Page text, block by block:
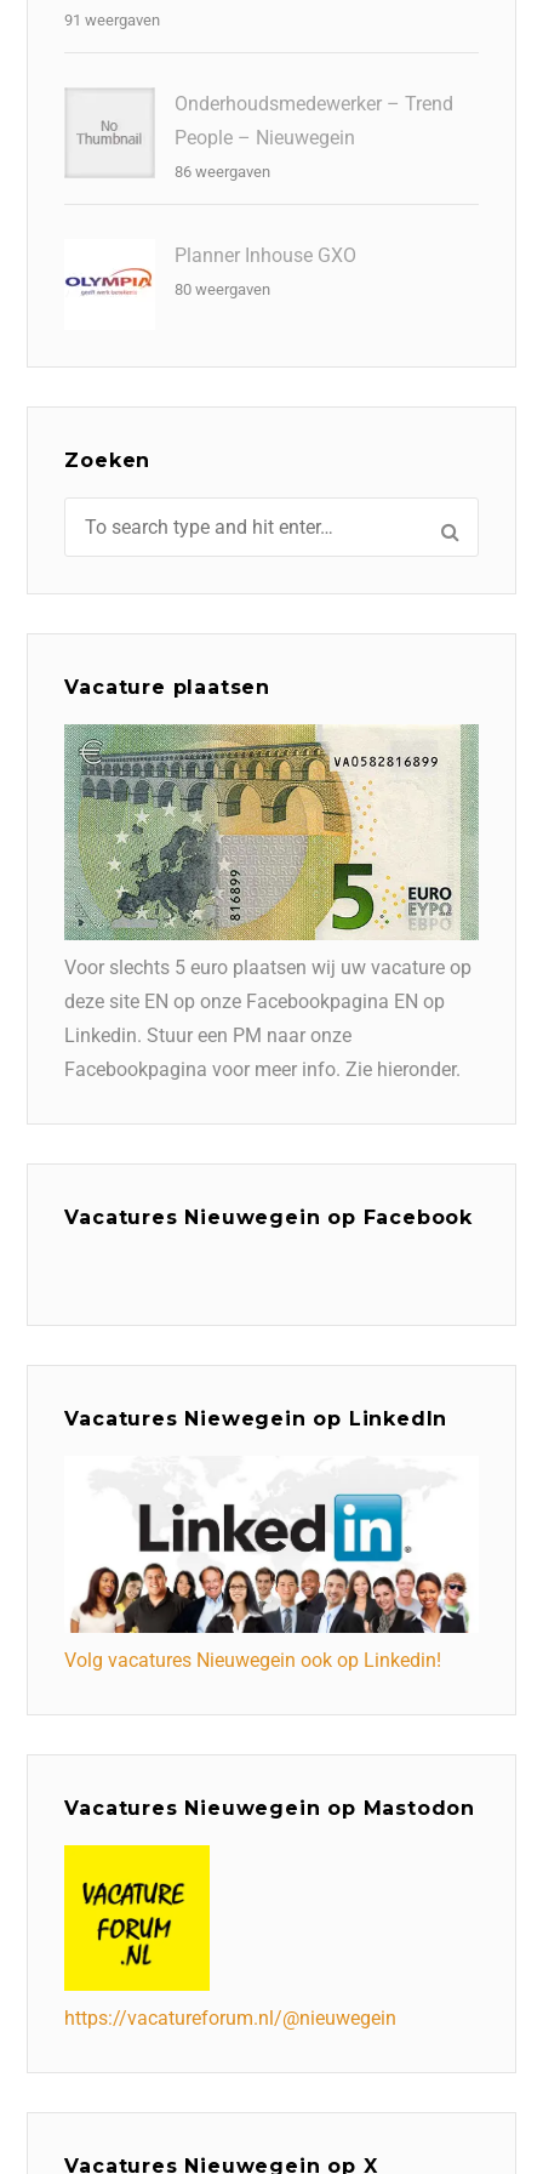
91 weergaven
Onderhoudsmedewerker – Trend
People – Nieuwegein
86 weergaven
Planner Inhouse GXO
80 weergaven
Zoeken
Vacature plaatsen
Voor slechts 5 euro plaatsen wij uw vacature op
deze site EN op onze Facebookpagina EN op
Linkedin. Stuur een PM naar onze
Facebookpagina voor meer info. Zie hieronder.
Vacatures Nieuwegein op Facebook
Vacatures Niewegein op LinkedIn
Volg vacatures Nieuwegein ook op Linkedin!
Vacatures Nieuwegein op Mastodon
https://vacatureforum.nl/@nieuwegein
Vacatures Nieuwegein op X